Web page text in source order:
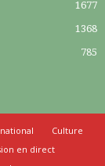
1677
1368
785
Culture
en direct